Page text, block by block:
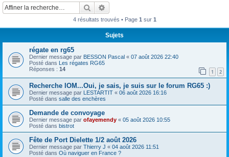
Rechercher
4 résultats trouvés • Page 1 sur 1
Sujets
régate en rg65
Dernier message par BESSON Pascal « 07 août 2026 22:40
Posté dans Les régates RG65
Réponses : 14 1 2
Recherche IOM...Oui, je sais, je suis sur le forum RG65 :)
Dernier message par LESTARTIT « 06 août 2026 16:16
Posté dans salle des enchères
Demande de convoyage
Dernier message par ofayemendy « 05 août 2026 10:55
Posté dans bistrot
Fête de Port Dielette 1/2 août 2026
Dernier message par Thierry J « 04 août 2026 11:51
Posté dans Où naviguer en France ?